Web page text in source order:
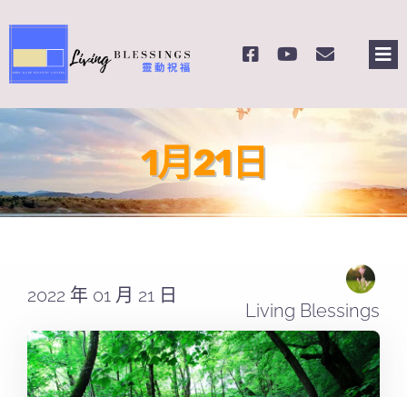
to
content
關於我們
奉獻支持
Search
for:
1月21日
2022 年 01 月 21 日
Living Blessings